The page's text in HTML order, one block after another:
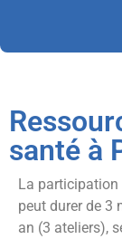
santé à
La participation
peut durer de 3
an (3 ateliers),